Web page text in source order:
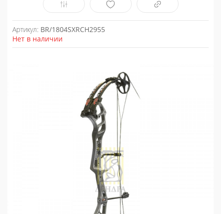
Артикул: BR/1804SXRCH2955
Нет в наличии